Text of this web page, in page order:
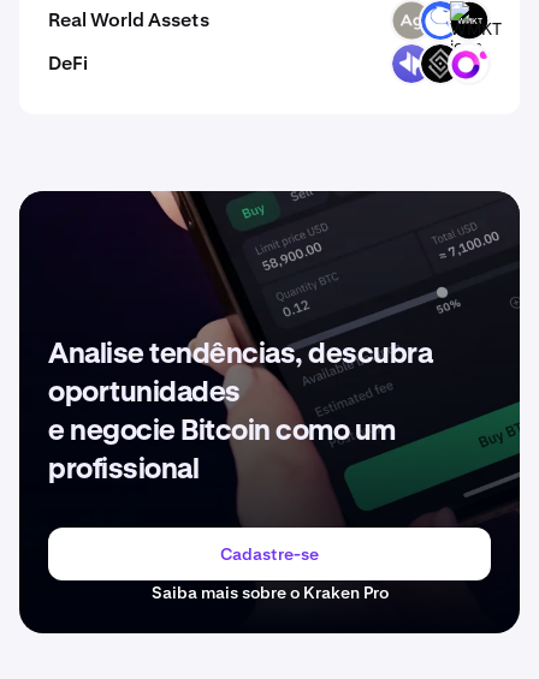
Real World Assets SLVR ANT WMKT
DeFi DYP DECT ORN
Analise tendências, descubra
oportunidades
e negocie Bitcoin como um
profissional
Cadastre-se
Saiba mais sobre o Kraken Pro